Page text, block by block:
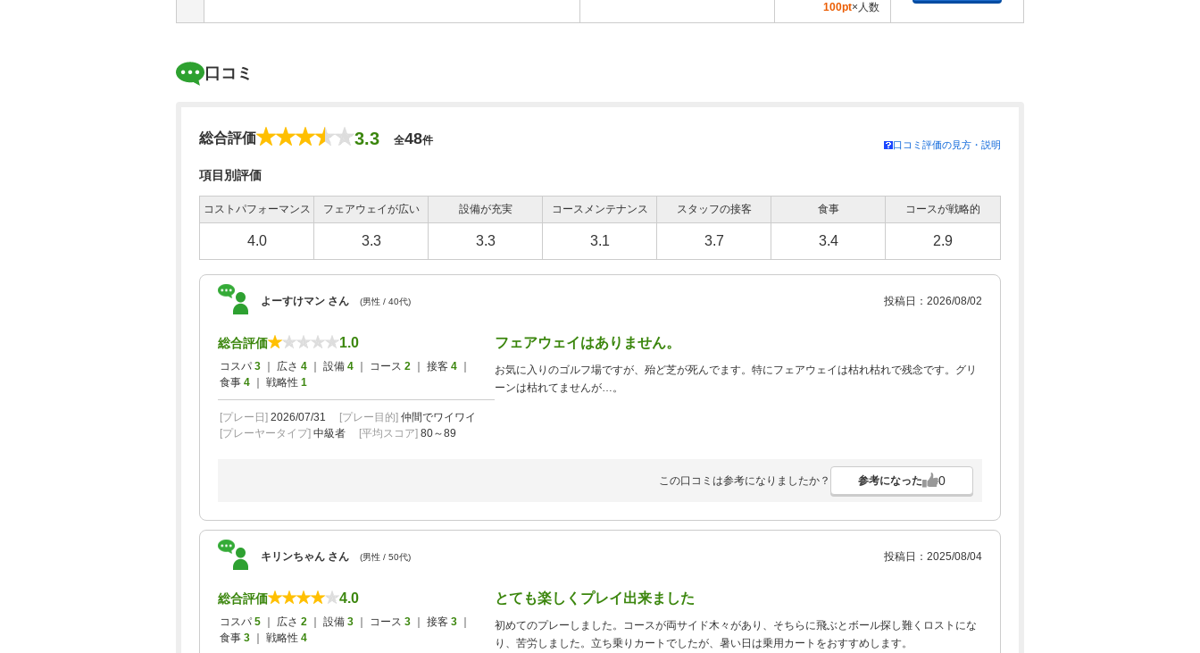
100pt×人数
口コミ
総合評価 3.3 全48件 口コミ評価の見方・説明
項目別評価
コストパフォーマンス フェアウェイが広い 設備が充実 コースメンテナンス スタッフの接客 食事 コースが戦略的
4.0 3.3 3.3 3.1 3.7 3.4 2.9
よーすけマン さん (男性 / 40代) 投稿日：2026/08/02
総合評価 1.0
コスパ 3 ｜ 広さ 4 ｜ 設備 4 ｜ コース 2 ｜ 接客 4
食事 4 ｜ 戦略性 1
[プレー日] 2026/07/31 [プレー目的] 仲間でワイワイ
[プレーヤータイプ] 中級者 [平均スコア] 80～89
フェアウェイはありません。
お気に入りのゴルフ場ですが、殆ど芝が死んでます。特にフェアウェイは枯れ枯れで残念です。グリ
ーンは枯れてませんが…。
この口コミは参考になりましたか？ 参考になった 0
キリンちゃん さん (男性 / 50代) 投稿日：2025/08/04
総合評価 4.0
コスパ 5 ｜ 広さ 2 ｜ 設備 3 ｜ コース 3 ｜ 接客 3
食事 3 ｜ 戦略性 4
とても楽しくプレイ出来ました
初めてのプレーしました。コースが両サイド木々があり、そちらに飛ぶとボール探し難くロストにな
り、苦労しました。立ち乗りカートでしたが、暑い日は乗用カートをおすすめします。